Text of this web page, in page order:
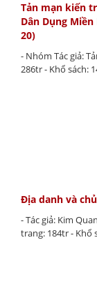
Tản mạn kiến
Dân Dụng
20)
- Nhóm Tác giả:
286tr - Khổ sách:
Địa danh và
- Tác giả: Kim
trang: 184tr - Khổ